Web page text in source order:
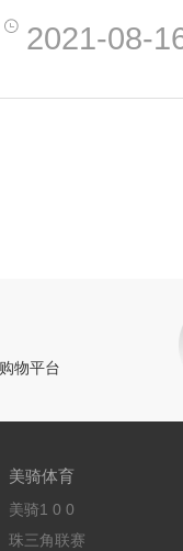
2021-08-
物平台
美骑体育
美骑1 0 0
珠三角联赛